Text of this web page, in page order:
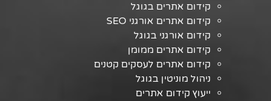
קידום אתרים בגוגל
קידום אתרים אורגני SEO
קידום אורגני בגוגל
קידום אתרים ממומן
קידום אתרים לעסקים קטנים
ניהול מוניטין בגוגל
ייעוץ קידום אתרים